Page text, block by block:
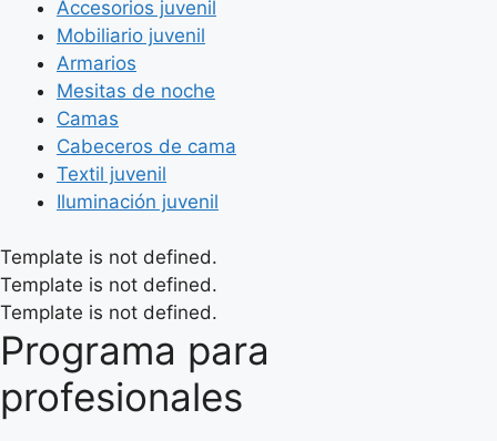
Accesorios juvenil
Mobiliario juvenil
Armarios
Mesitas de noche
Camas
Cabeceros de cama
Textil juvenil
Iluminación juvenil
Template is not defined.
Template is not defined.
Template is not defined.
Programa para
profesionales